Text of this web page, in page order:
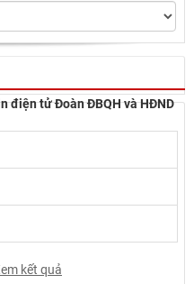
điện tử Đoàn ĐBQH và HĐND
kết quả